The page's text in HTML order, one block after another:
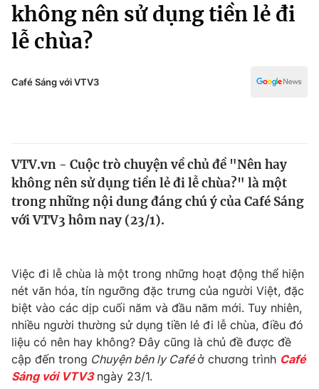
Chính trị
Xã hội
Pháp luật
Thế giới
Tin tức
Thế giới đó đây
Kinh tế
Thị trường
Góc doanh nghiệp
Truyền hình
Phim VTV
Hậu trường
Nhân vật
Giải trí
Điện ảnh
Đời sống
Truyền hình
Văn hóa - Giải trí
Công nghệ
không nên sử dụng tiền lẻ đi
lễ chùa?
Café Sáng với VTV3
VTV.vn - Cuộc trò chuyện về chủ đề "Nên hay
không nên sử dụng tiền lẻ đi lễ chùa?" là một
trong những nội dung đáng chú ý của Café Sáng
với VTV3 hôm nay (23/1).
Việc đi lễ chùa là một trong những hoạt động thể hiện
nét văn hóa, tín ngưỡng đặc trưng của người Việt, đặc
biệt vào các dịp cuối năm và đầu năm mới. Tuy nhiên,
nhiều người thường sử dụng tiền lẻ đi lễ chùa, điều đó
liệu có nên hay không? Đây cũng là chủ đề được đề
cập đến trong Chuyện bên ly Caféở chương trình Café
Sáng với VTV3 ngày 23/1.